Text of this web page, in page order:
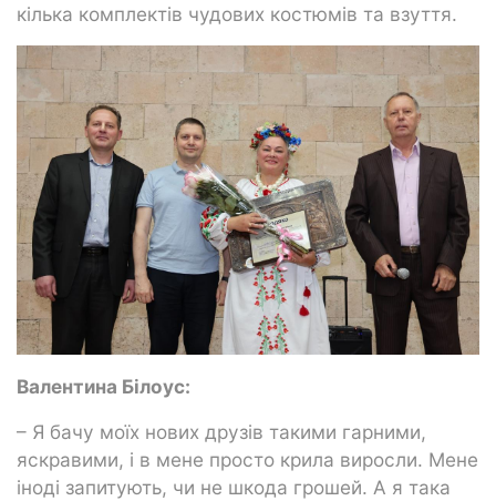
кілька комплектів чудових костюмів та взуття.
Валентина Білоус:
– Я бачу моїх нових друзів такими гарними,
яскравими, і в мене просто крила виросли. Мене
іноді запитують, чи не шкода грошей. А я така